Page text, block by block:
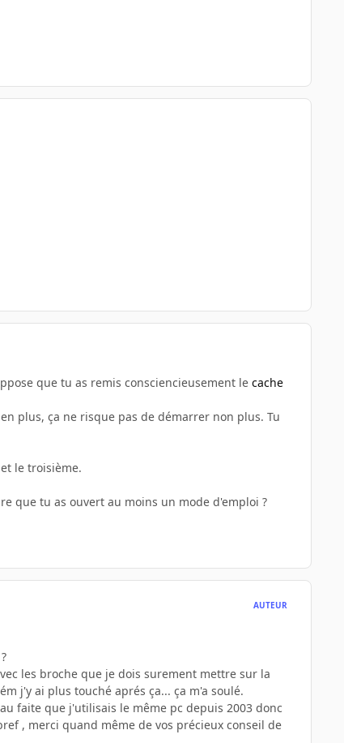
que tu as remis consciencieusement le cache
plus, ça ne risque pas de démarrer non plus. Tu
le troisième.
que tu as ouvert au moins un mode d'emploi ?
AUTEUR
les broche que je dois surement mettre sur la
j'y ai plus touché aprés ça... ça m'a soulé.
faite que j'utilisais le même pc depuis 2003 donc
, merci quand même de vos précieux conseil de